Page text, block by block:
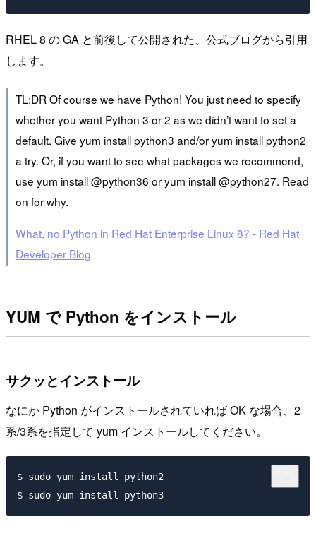
RHEL 8 の GA と前後して公開された、公式ブログから引用
します。
TL;DR Of course we have Python! You just need to specify
whether you want Python 3 or 2 as we didn’t want to set a
default. Give yum install python3 and/or yum install python2
a try. Or, if you want to see what packages we recommend,
use yum install @python36 or yum install @python27. Read
on for why.
What, no Python in Red Hat Enterprise Linux 8? - Red Hat
Developer Blog
YUM で Python をインストール
サクッとインストール
なにか Python がインストールされていれば OK な場合、2
系/3系を指定して yum インストールしてください。
$ sudo yum install python2